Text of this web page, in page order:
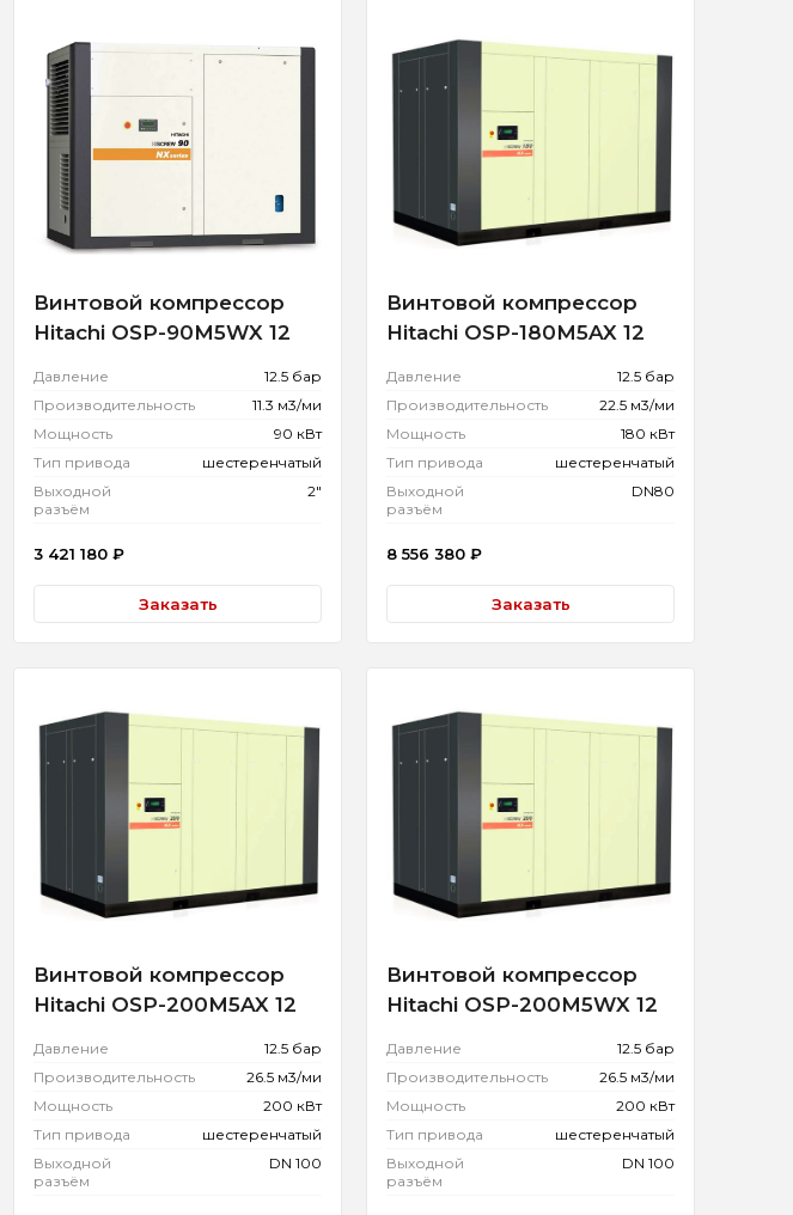
Винтовой компрессор
Hitachi OSP-90M5WX 12
Давление
12.5 бар
Производительность
11.3 м3/ми
Мощность
90 кВт
Тип привода
шестеренчатый
Выходной
разъём
2"
3 421 180 ₽
Заказать
Винтовой компрессор
Hitachi OSP-180M5AX 12
Давление
12.5 бар
Производительность
22.5 м3/ми
Мощность
180 кВт
Тип привода
шестеренчатый
Выходной
разъём
DN80
8 556 380 ₽
Заказать
Винтовой компрессор
Hitachi OSP-200M5AX 12
Давление
12.5 бар
Производительность
26.5 м3/ми
Мощность
200 кВт
Тип привода
шестеренчатый
Выходной
разъём
DN 100
Винтовой компрессор
Hitachi OSP-200M5WX 12
Давление
12.5 бар
Производительность
26.5 м3/ми
Мощность
200 кВт
Тип привода
шестеренчатый
Выходной
разъём
DN 100